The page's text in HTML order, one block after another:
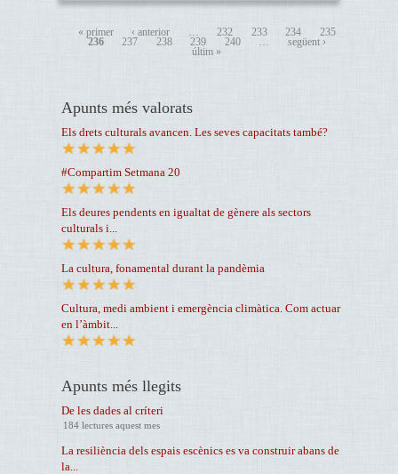
« primer ‹ anterior … 232 233 234
235
236
237 238 239 240 …
següent ›
últim »
Apunts més valorats
Els drets culturals avancen. Les seves capacitats també?
#Compartim Setmana 20
Els deures pendents en igualtat de gènere als sectors
culturals i...
La cultura, fonamental durant la pandèmia
Cultura, medi ambient i emergència climàtica. Com actuar
en l’àmbit...
Apunts més llegits
De les dades al críteri
184 lectures aquest mes
La resiliència dels espais escènics es va construir abans de
la...